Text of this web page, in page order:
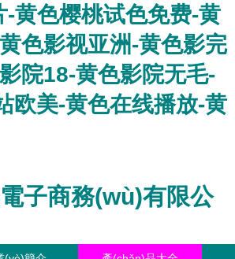
黄色樱桃试色免费-黄
色影视亚洲-黄色影完
院18-黄色影院无毛-
欧美-黄色在线播放-黄
子商務(wù)有限公